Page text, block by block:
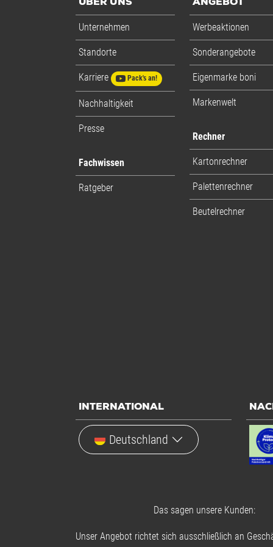
ÜBER UNS
Unternehmen
Standorte
Karriere Pack's an!
Nachhaltigkeit
Presse
Fachwissen
Ratgeber
ANGEBOT
Werbeaktionen
Sonderangebote
Eigenmarke boni
Markenwelt
Rechner
Kartonrechner
Palettenrechner
Beutelrechner
INTERNATIONAL
Deutschland
Das sagen unsere Kunden:
Unser Angebot richtet sich ausschließlich an